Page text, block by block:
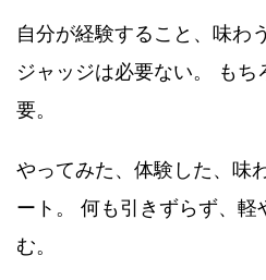
自分が経験すること、味わ
ジャッジは必要ない。 もち
要。
やってみた、体験した、味
ート。 何も引きずらず、軽
む。